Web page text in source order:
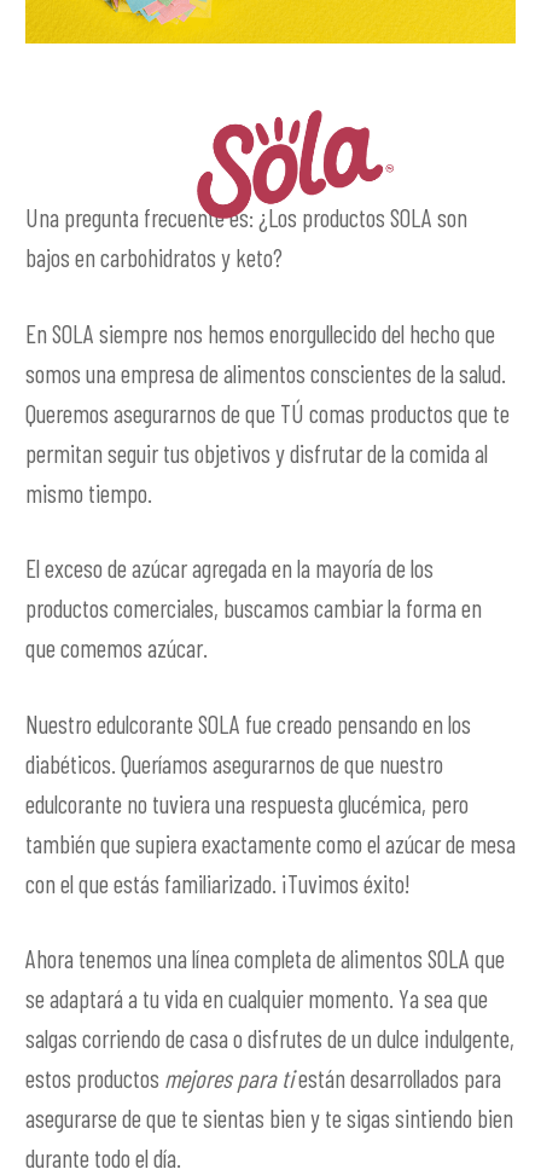
Una pregunta frecuente es: ¿Los productos SOLA son
bajos en carbohidratos y keto?
En SOLA siempre nos hemos enorgullecido del hecho que
somos una empresa de alimentos conscientes de la salud.
Queremos asegurarnos de que TÚ comas productos que te
permitan seguir tus objetivos y disfrutar de la comida al
mismo tiempo.
El exceso de azúcar agregada en la mayoría de los
productos comerciales, buscamos cambiar la forma en
que comemos azúcar.
Nuestro edulcorante SOLA fue creado pensando en los
diabéticos. Queríamos asegurarnos de que nuestro
edulcorante no tuviera una respuesta glucémica, pero
también que supiera exactamente como el azúcar de mesa
con el que estás familiarizado. ¡Tuvimos éxito!
Ahora tenemos una línea completa de alimentos SOLA que
se adaptará a tu vida en cualquier momento. Ya sea que
salgas corriendo de casa o disfrutes de un dulce indulgente,
estos productos mejores para tiestán desarrollados para
asegurarse de que te sientas bien y te sigas sintiendo bien
durante todo el día.